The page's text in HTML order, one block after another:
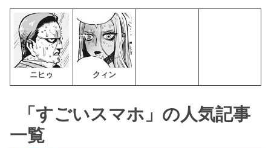
ニヒゥ クィン
「すごいスマホ」の人気記事
一覧